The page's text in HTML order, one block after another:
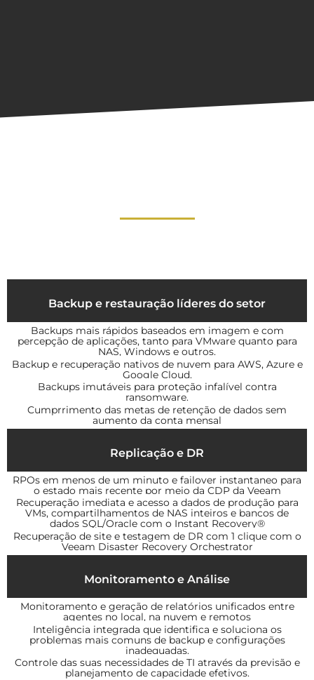
Backup e restauração líderes do setor
Backups mais rápidos baseados em imagem e com
percepção de aplicações, tanto para VMware quanto para
NAS, Windows e outros.
Backup e recuperação nativos de nuvem para AWS, Azure e
Google Cloud.
Backups imutáveis para proteção infalível contra
ransomware.
Cumprrimento das metas de retenção de dados sem
aumento da conta mensal
Replicação e DR
RPOs em menos de um minuto e failover instantaneo para
o estado mais recente por meio da CDP da Veeam
Recuperação imediata e acesso a dados de produção para
VMs, compartilhamentos de NAS inteiros e bancos de
dados SQL/Oracle com o Instant Recovery®
Recuperação de site e testagem de DR com 1 clique com o
Veeam Disaster Recovery Orchestrator
Monitoramento e Análise
Monitoramento e geração de relatórios unificados entre
agentes no local, na nuvem e remotos
Inteligência integrada que identifica e soluciona os
problemas mais comuns de backup e configurações
inadequadas.
Controle das suas necessidades de TI através da previsão e
planejamento de capacidade efetivos.